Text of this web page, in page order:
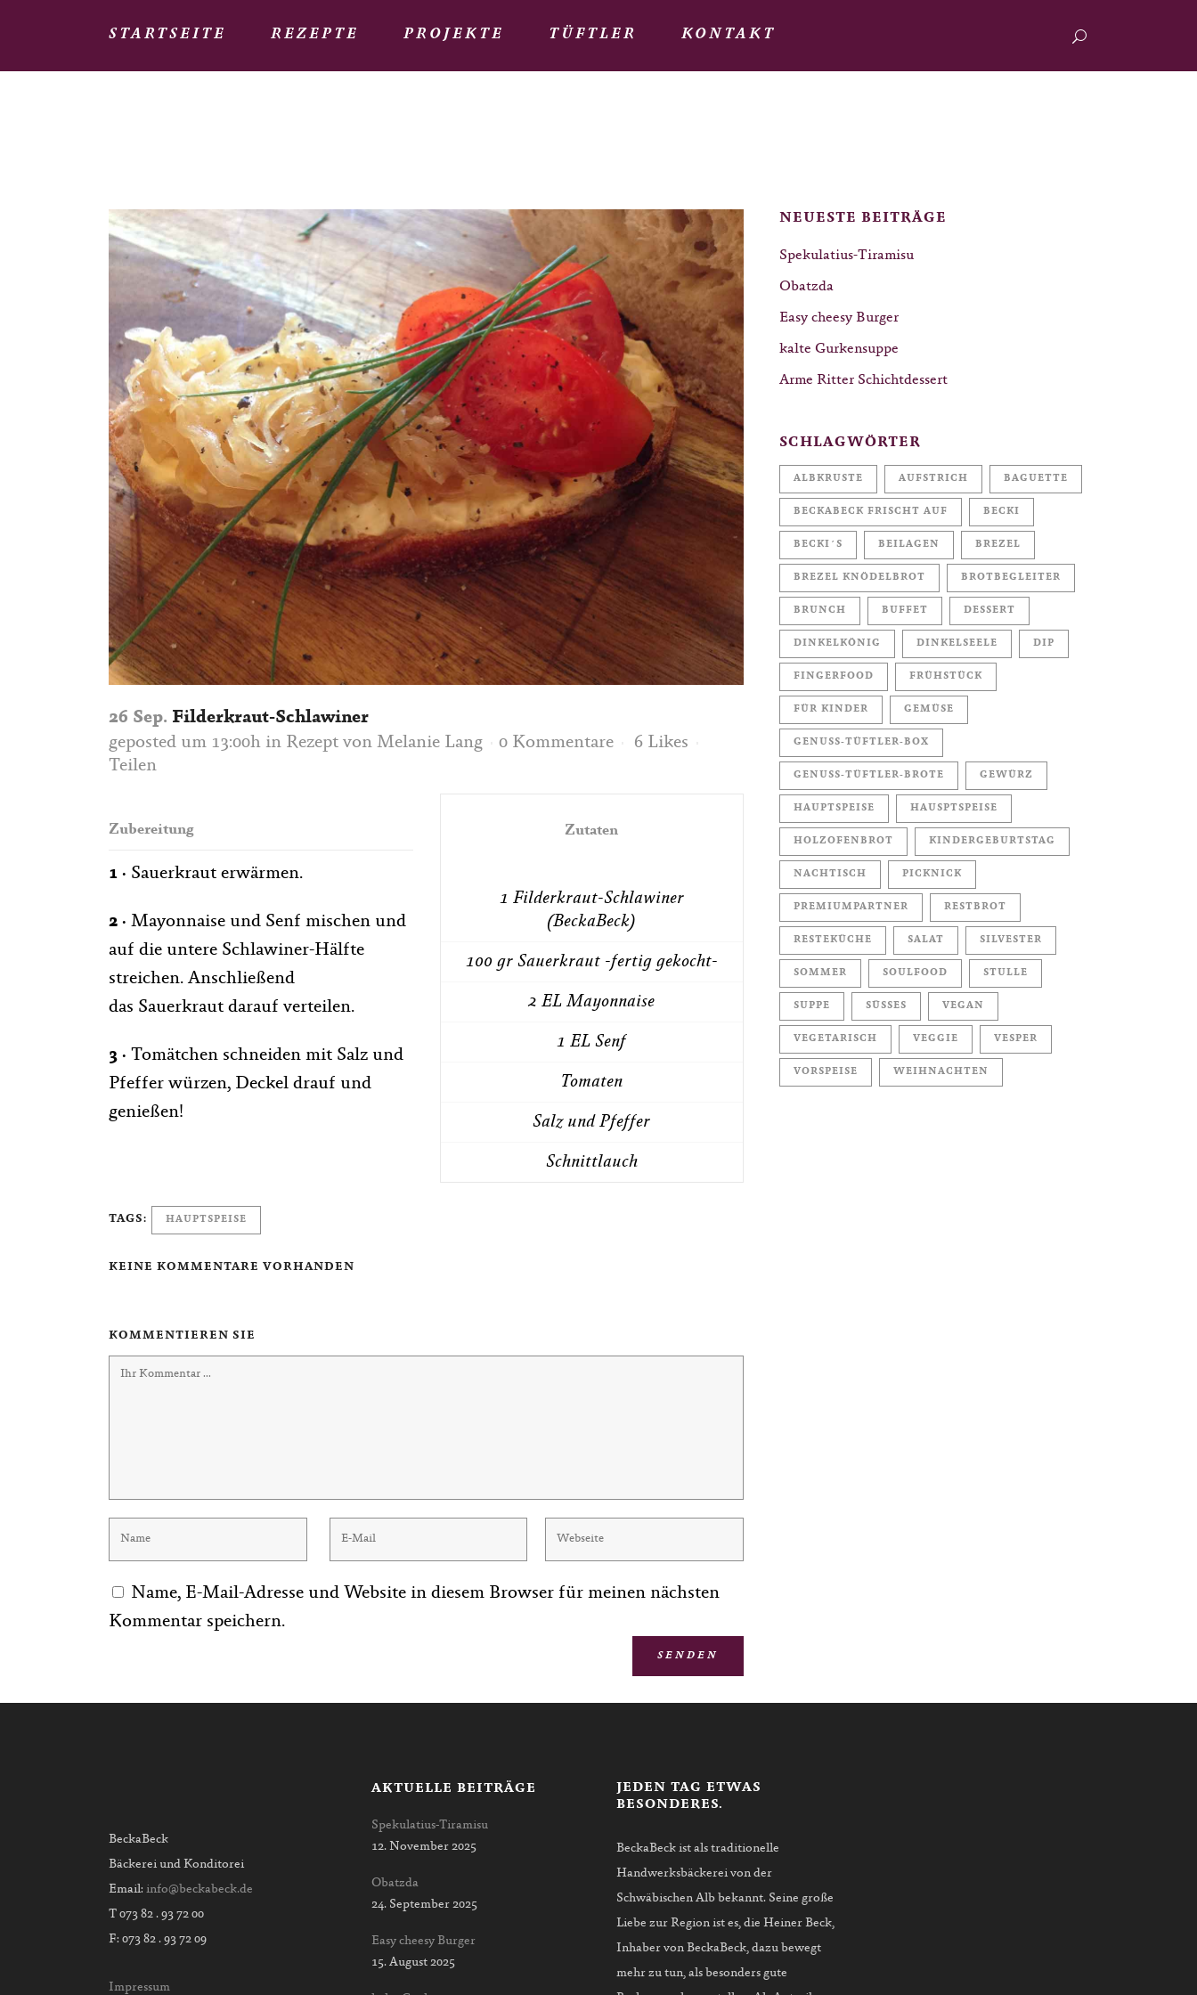
STARTSEITE REZEPTE PROJEKTE TÜFTLER KONTAKT
26 Sep. Filderkraut-Schlawiner
geposted um 13:00h in Rezept von Melanie Lang 0 Kommentare 6 Likes
Teilen
Zubereitung
1 · Sauerkraut erwärmen.
2 · Mayonnaise und Senf mischen und
auf die untere Schlawiner-Hälfte
streichen. Anschließend
das Sauerkraut darauf verteilen.
3 · Tomätchen schneiden mit Salz und
Pfeffer würzen, Deckel drauf und
genießen!
Zutaten
1 Filderkraut-Schlawiner
(BeckaBeck)
100 gr Sauerkraut -fertig gekocht-
2 EL Mayonnaise
1 EL Senf
Tomaten
Salz und Pfeffer
Schnittlauch
TAGS: HAUPTSPEISE
KEINE KOMMENTARE VORHANDEN
KOMMENTIEREN SIE
Name, E-Mail-Adresse und Website in diesem Browser für meinen nächsten
Kommentar speichern.
NEUESTE BEITRÄGE
Spekulatius-Tiramisu
Obatzda
Easy cheesy Burger
kalte Gurkensuppe
Arme Ritter Schichtdessert
SCHLAGWÖRTER
ALBKRUSTE AUFSTRICH BAGUETTE
BECKABECK FRISCHT AUF BECKI
BECKI´S BEILAGEN BREZEL
BREZEL KNÖDELBROT BROTBEGLEITER
BRUNCH BUFFET DESSERT
DINKELKÖNIG DINKELSEELE DIP
FINGERFOOD FRÜHSTÜCK
FÜR KINDER GEMÜSE
GENUSS-TÜFTLER-BOX
GENUSS-TÜFTLER-BROTE GEWÜRZ
HAUPTSPEISE HAUSPTSPEISE
HOLZOFENBROT KINDERGEBURTSTAG
NACHTISCH PICKNICK
PREMIUMPARTNER RESTBROT
RESTEKÜCHE SALAT SILVESTER
SOMMER SOULFOOD STULLE
SUPPE SÜSSES VEGAN
VEGETARISCH VEGGIE VESPER
VORSPEISE WEIHNACHTEN
BeckaBeck
Bäckerei und Konditorei
Email: info@beckabeck.de
T 073 82 . 93 72 00
F: 073 82 . 93 72 09
Impressum
AKTUELLE BEITRÄGE
Spekulatius-Tiramisu
12. November 2025
Obatzda
24. September 2025
Easy cheesy Burger
15. August 2025
JEDEN TAG ETWAS
BESONDERES.
BeckaBeck ist als traditionelle
Handwerksbäckerei von der
Schwäbischen Alb bekannt. Seine große
Liebe zur Region ist es, die Heiner Beck,
Inhaber von BeckaBeck, dazu bewegt
mehr zu tun, als besonders gute